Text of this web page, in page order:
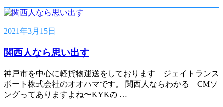
2021年3月15日
関西人なら思い出す
神戸市を中心に軽貨物運送をしております ジェイトランス
ポート株式会社のオオハマです。 関西人ならわかる CMソ
ングってありますよね〜KYKの …